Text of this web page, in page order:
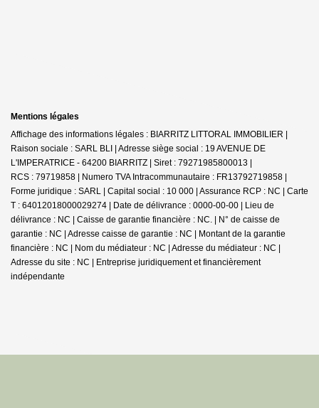
Mentions légales
Affichage des informations légales : BIARRITZ LITTORAL IMMOBILIER |
Raison sociale : SARL BLI | Adresse siège social : 19 AVENUE DE
L'IMPERATRICE - 64200 BIARRITZ | Siret : 79271985800013 |
RCS : 79719858 | Numero TVA Intracommunautaire : FR13792719858 |
Forme juridique : SARL | Capital social : 10 000 | Assurance RCP : NC | Carte
T : 64012018000029274 | Date de délivrance : 0000-00-00 | Lieu de
délivrance : NC | Caisse de garantie financière : NC. | N° de caisse de
garantie : NC | Adresse caisse de garantie : NC | Montant de la garantie
financière : NC | Nom du médiateur : NC | Adresse du médiateur : NC |
Adresse du site : NC | Entreprise juridiquement et financièrement
indépendante